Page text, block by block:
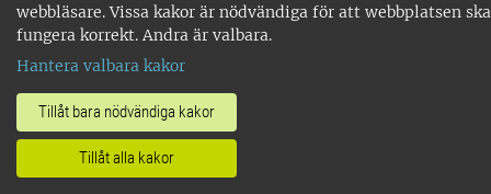
webbläsare. Vissa kakor är nödvändiga för att webbplatsen ska
fungera korrekt. Andra är valbara.
Hantera valbara kakor
Tillåt bara nödvändiga kakor
Tillåt alla kakor